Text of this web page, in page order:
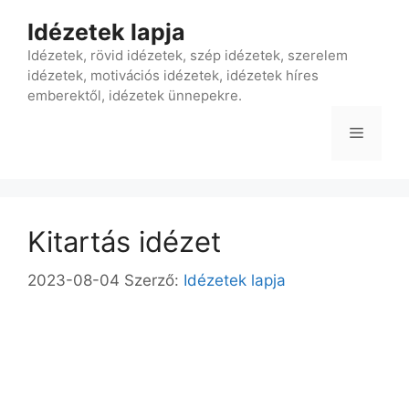
tartalomba
Idézetek lapja
Idézetek, rövid idézetek, szép idézetek, szerelem
idézetek, motivációs idézetek, idézetek híres
emberektől, idézetek ünnepekre.
Menü
Kitartás idézet
2023-08-04 Szerző: Idézetek lapja